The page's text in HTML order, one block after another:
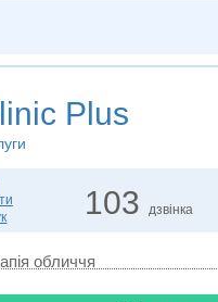
Plus
103 дзвінка
обличчя